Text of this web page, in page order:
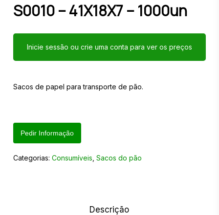
S0010 – 41X18X7 – 1000un
Inicie sessão ou crie uma conta para ver os preços
Sacos de papel para transporte de pão.
Pedir Informação
Categorias: Consumíveis Sacos do pão
Descrição